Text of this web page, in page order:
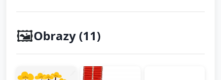
🖼️Obrazy (11)